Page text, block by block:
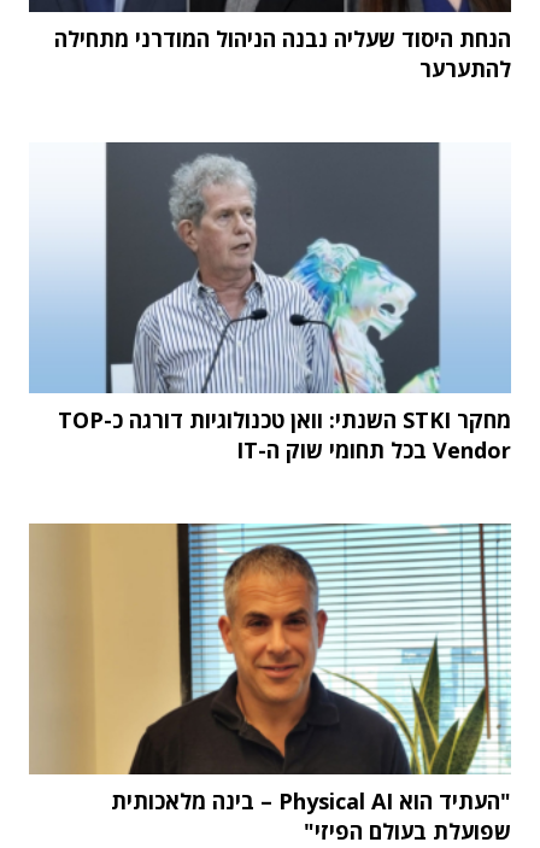
הנחת היסוד שעליה נבנה הניהול המודרני מתחילה
להתערער
מחקר STKI השנתי: וואן טכנולוגיות דורגה כ-TOP
Vendor בכל תחומי שוק ה-IT
"העתיד הוא Physical AI – בינה מלאכותית
שפועלת בעולם הפיזי"